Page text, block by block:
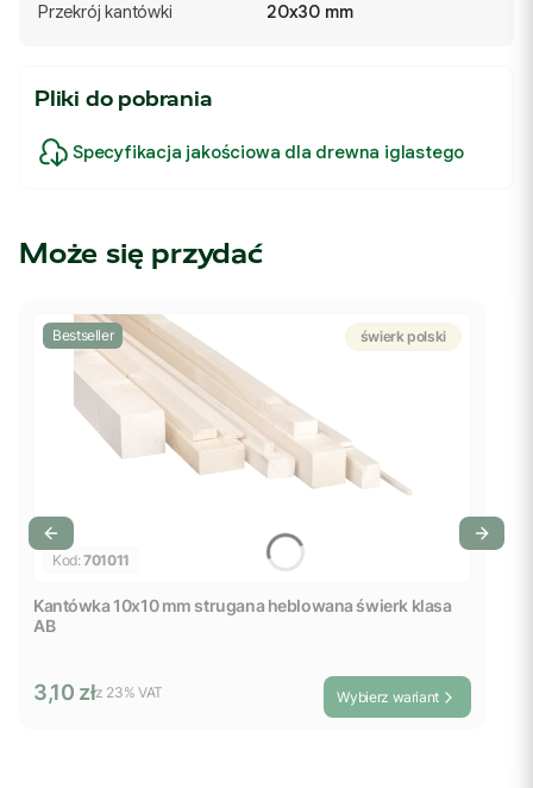
Przekrój kantówki
20x30 mm
Pliki do pobrania
Specyfikacja jakościowa dla drewna iglastego
Może się przydać
Bestseller
Kod:701011
świerk polski
Kantówka 10x10 mm strugana heblowana świerk klasa
AB
Cena brutto
3,10 złz %s VAT
z 23% VAT Wybierz wariant